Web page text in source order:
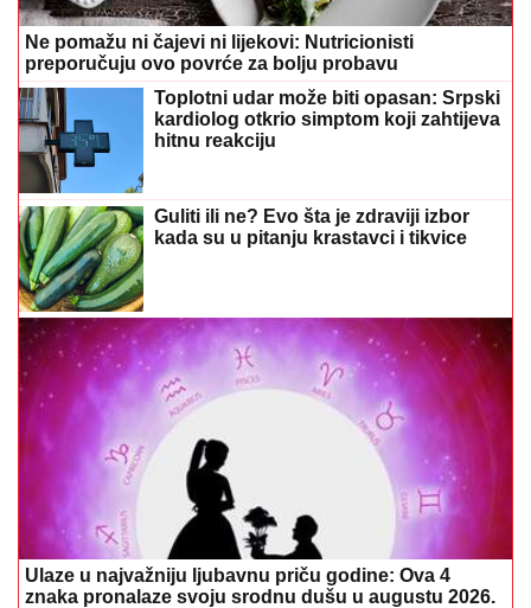
Ne pomažu ni čajevi ni lijekovi: Nutricionisti
preporučuju ovo povrće za bolju probavu
Toplotni udar može biti opasan: Srpski
kardiolog otkrio simptom koji zahtijeva
hitnu reakciju
Guliti ili ne? Evo šta je zdraviji izbor
kada su u pitanju krastavci i tikvice
Ulaze u najvažniju ljubavnu priču godine: Ova 4
znaka pronalaze svoju srodnu dušu u augustu 2026.